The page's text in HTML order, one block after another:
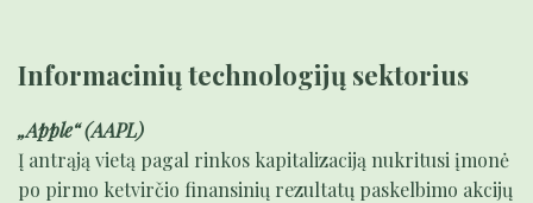
Informacinių technologijų sektorius
„Apple“ (AAPL)
Į antrąją vietą pagal rinkos kapitalizaciją nukritusi įmonė
po pirmo ketvirčio finansinių rezultatų paskelbimo akcijų